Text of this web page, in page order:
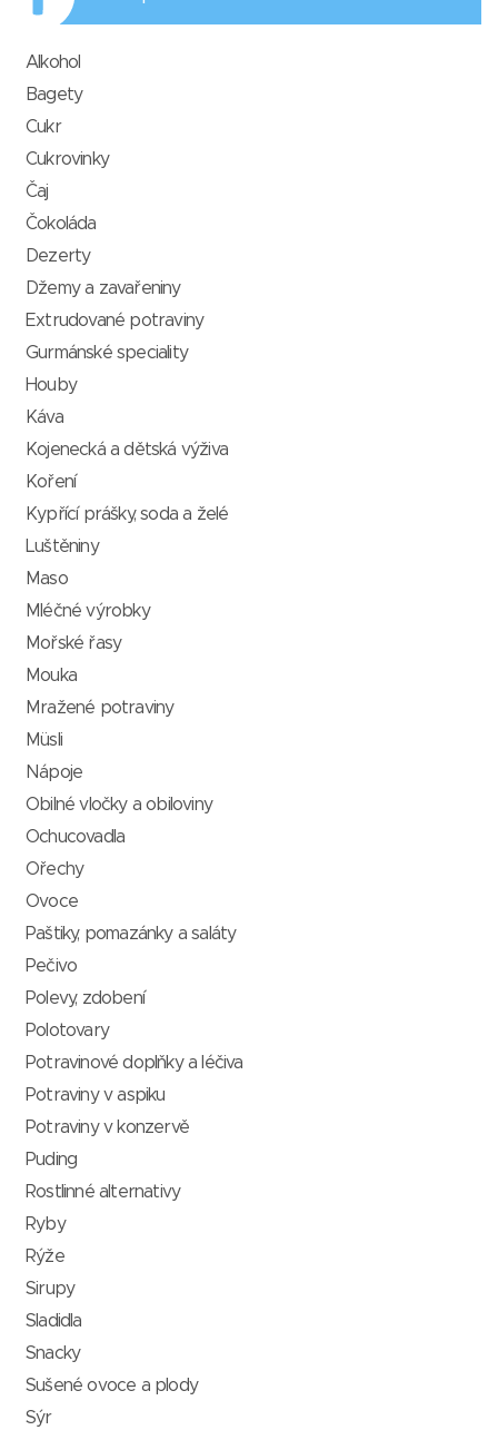
Alkohol
Bagety
Cukr
Cukrovinky
Čaj
Čokoláda
Dezerty
Džemy a zavařeniny
Extrudované potraviny
Gurmánské speciality
Houby
Káva
Kojenecká a dětská výživa
Koření
Kypřící prášky, soda a želé
Luštěniny
Maso
Mléčné výrobky
Mořské řasy
Mouka
Mražené potraviny
Müsli
Nápoje
Obilné vločky a obiloviny
Ochucovadla
Ořechy
Ovoce
Paštiky, pomazánky a saláty
Pečivo
Polevy, zdobení
Polotovary
Potravinové doplňky a léčiva
Potraviny v aspiku
Potraviny v konzervě
Puding
Rostlinné alternativy
Ryby
Rýže
Sirupy
Sladidla
Snacky
Sušené ovoce a plody
Sýr